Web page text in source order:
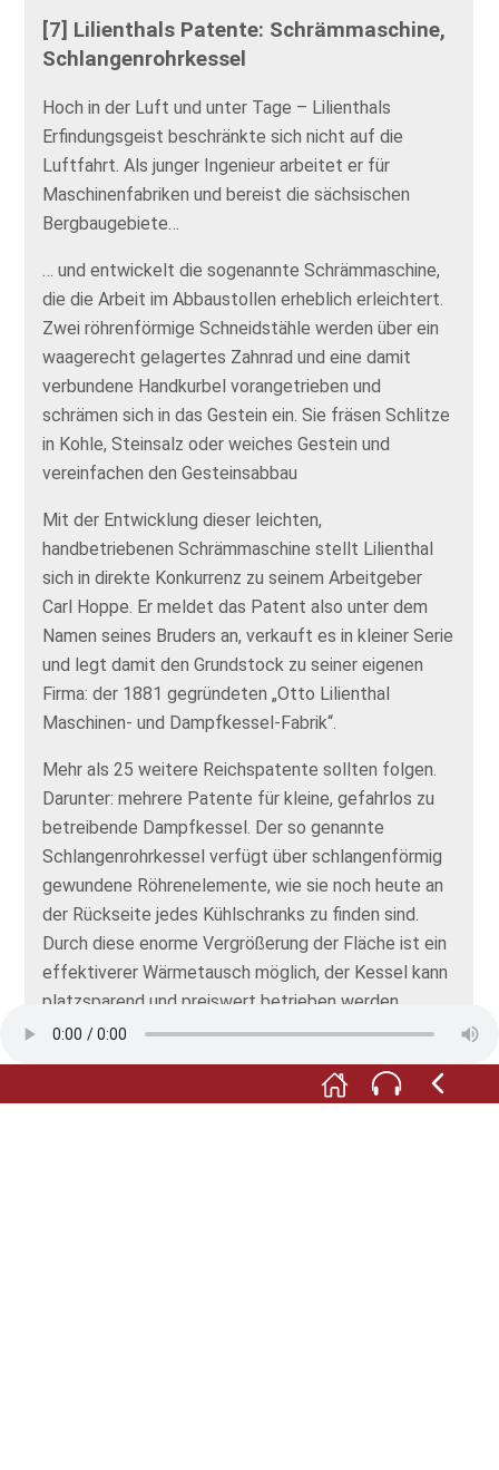
[7] Lilienthals Patente: Schrämmaschine,
Schlangenrohrkessel
Hoch in der Luft und unter Tage – Lilienthals
Erfindungsgeist beschränkte sich nicht auf die
Luftfahrt. Als junger Ingenieur arbeitet er für
Maschinenfabriken und bereist die sächsischen
Bergbaugebiete…
… und entwickelt die sogenannte Schrämmaschine,
die die Arbeit im Abbaustollen erheblich erleichtert.
Zwei röhrenförmige Schneidstähle werden über ein
waagerecht gelagertes Zahnrad und eine damit
verbundene Handkurbel vorangetrieben und
schrämen sich in das Gestein ein. Sie fräsen Schlitze
in Kohle, Steinsalz oder weiches Gestein und
vereinfachen den Gesteinsabbau
Mit der Entwicklung dieser leichten,
handbetriebenen Schrämmaschine stellt Lilienthal
sich in direkte Konkurrenz zu seinem Arbeitgeber
Carl Hoppe. Er meldet das Patent also unter dem
Namen seines Bruders an, verkauft es in kleiner Serie
und legt damit den Grundstock zu seiner eigenen
Firma: der 1881 gegründeten „Otto Lilienthal
Maschinen- und Dampfkessel-Fabrik“.
Mehr als 25 weitere Reichspatente sollten folgen.
Darunter: mehrere Patente für kleine, gefahrlos zu
betreibende Dampfkessel. Der so genannte
Schlangenrohrkessel verfügt über schlangenförmig
gewundene Röhrenelemente, wie sie noch heute an
der Rückseite jedes Kühlschranks zu finden sind.
Durch diese enorme Vergrößerung der Fläche ist ein
effektiverer Wärmetausch möglich, der Kessel kann
platzsparend und preiswert betrieben werden.
wünscht sich Lilienthal – könnten dadurch mit den
Fabriken der Großindustriellen Schritt halten. Und die